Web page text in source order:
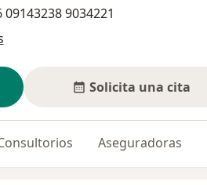
9034221
Solicita una cita
Aseguradoras